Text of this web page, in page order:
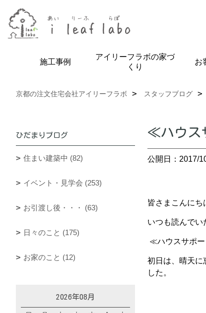
施工事例
アイリーフラボの家づ
くり
お
京都の注文住宅会社アイリーフラボ スタッフブログ
≪ハウス
公開日：2017/
皆さまこんにち
いつも読んでい
≪ハウスサポー
初日は、晴天に
した。
ひだまりブログ
住まい建築中 (82)
イベント・見学会 (253)
お引渡し後・・・ (63)
日々のこと (175)
お家のこと (12)
2026年08月